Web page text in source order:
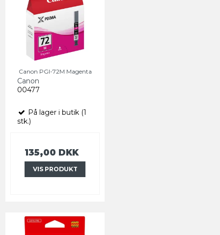
Canon PGI-72M Magenta
Canon
00477
På lager i butik (1
stk.)
135,00 DKK
VIS PRODUKT